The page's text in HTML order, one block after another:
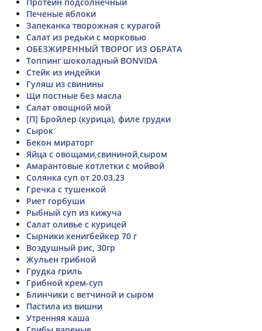
Печеные яблоки
Запеканка творожная с курагой
Салат из редьки с морковью
ОБЕЗЖИРЕННЫЙ ТВОРОГ ИЗ ОБРАТА
Топпинг шоколадный BONVIDA
Стейк из индейки
Гуляш из свинины
Щи постные без масла
Салат овощной мой
[П] Бройлер (курица), филе грудки
Сырок
Бекон мираторг
Яйца с овощами,свининой,сыром
Амарантовые котлетки с мойвой
Солянка суп от 20.03.23
Гречка с тушенкой
Риет горбуши
Рыбный суп из кижуча
Салат оливье с курицей
Сырники кенигбейкер 70 г
Воздушный рис, 30гр
Жульен грибной
Грудка гриль
Грибной крем-суп
Блинчики с ветчиной и сыром
Пастила из вишни
Утренняя каша